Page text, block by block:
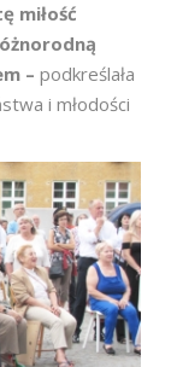
miłość
– podkreślała
i młodości